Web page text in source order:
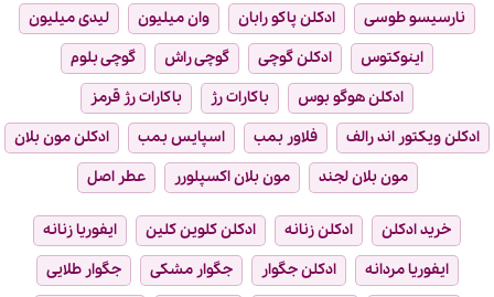
نارسیسو طوسی
ادکلن پاکو رابان وان میلیون
لیدی میلیون
اینوکتوس
ادکلن گوچی گوچی راش
گوچی بلوم
ادکلن هوگو بوس
باکارات رژ
باکارات رژ قرمز
ادکلن ویکتور اند رالف
فلاور بمب اسپایس بمب
ادکلن مون بلان
مون بلان لجند
مون بلان اکسپلورر عطر اصل
خرید ادکلن ادکلن زنانه ادکلن کلوین کلین
ایفوریا زنانه
ایفوریا مردانه
ادکلن جگوار جگوار مشکی
جگوار طلایی